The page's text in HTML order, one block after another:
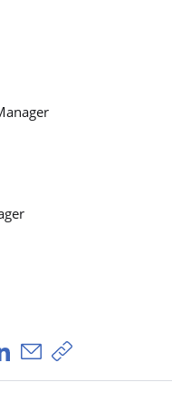
via Facebook
via X
Partager via LinkedIn
Partager par e-mail
Copier le lien